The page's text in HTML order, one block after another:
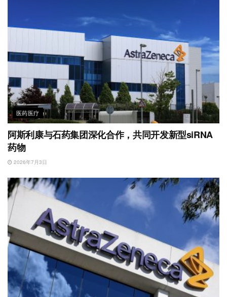
医药医疗
阿斯利康与石药集团深化合作，共同开发新型siRNA
药物
2026年7月3日